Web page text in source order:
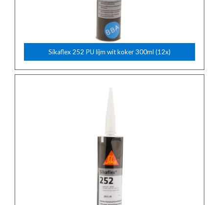
Sikaflex 252 PU lijm wit koker 300ml (12x)